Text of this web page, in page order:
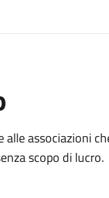
alle associazioni
scopo di lucro.